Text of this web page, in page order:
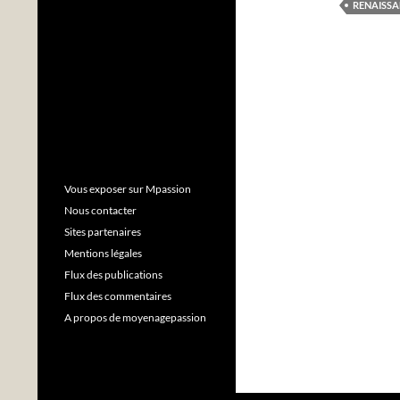
Vous exposer sur Mpassion
Nous contacter
Sites partenaires
Mentions légales
Flux des publications
Flux des commentaires
A propos de moyenagepassion